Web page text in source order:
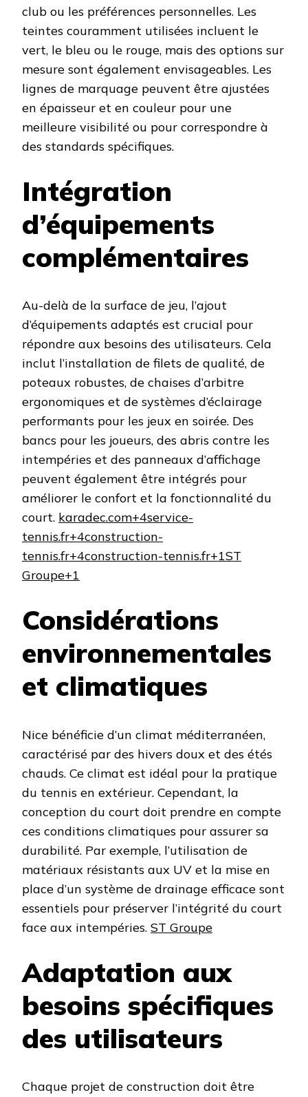
club ou les préférences personnelles. Les
teintes couramment utilisées incluent le
vert, le bleu ou le rouge, mais des options sur
mesure sont également envisageables. Les
lignes de marquage peuvent être ajustées
en épaisseur et en couleur pour une
meilleure visibilité ou pour correspondre à
des standards spécifiques. ​
Intégration
d’équipements
complémentaires
Au-delà de la surface de jeu, l’ajout
d’équipements adaptés est crucial pour
répondre aux besoins des utilisateurs. Cela
inclut l’installation de filets de qualité, de
poteaux robustes, de chaises d’arbitre
ergonomiques et de systèmes d’éclairage
performants pour les jeux en soirée. Des
bancs pour les joueurs, des abris contre les
intempéries et des panneaux d’affichage
peuvent également être intégrés pour
améliorer le confort et la fonctionnalité du
court. ​ karadec.com+4service-
tennis.fr+4construction-
tennis.fr+4construction-tennis.fr+1ST
Groupe+1
Considérations
environnementales
et climatiques
Nice bénéficie d’un climat méditerranéen,
caractérisé par des hivers doux et des étés
chauds. Ce climat est idéal pour la pratique
du tennis en extérieur. Cependant, la
conception du court doit prendre en compte
ces conditions climatiques pour assurer sa
durabilité. Par exemple, l’utilisation de
matériaux résistants aux UV et la mise en
place d’un système de drainage efficace sont
essentiels pour préserver l’intégrité du court
face aux intempéries. ​ ST Groupe
Adaptation aux
besoins spécifiques
des utilisateurs
Chaque projet de construction doit être